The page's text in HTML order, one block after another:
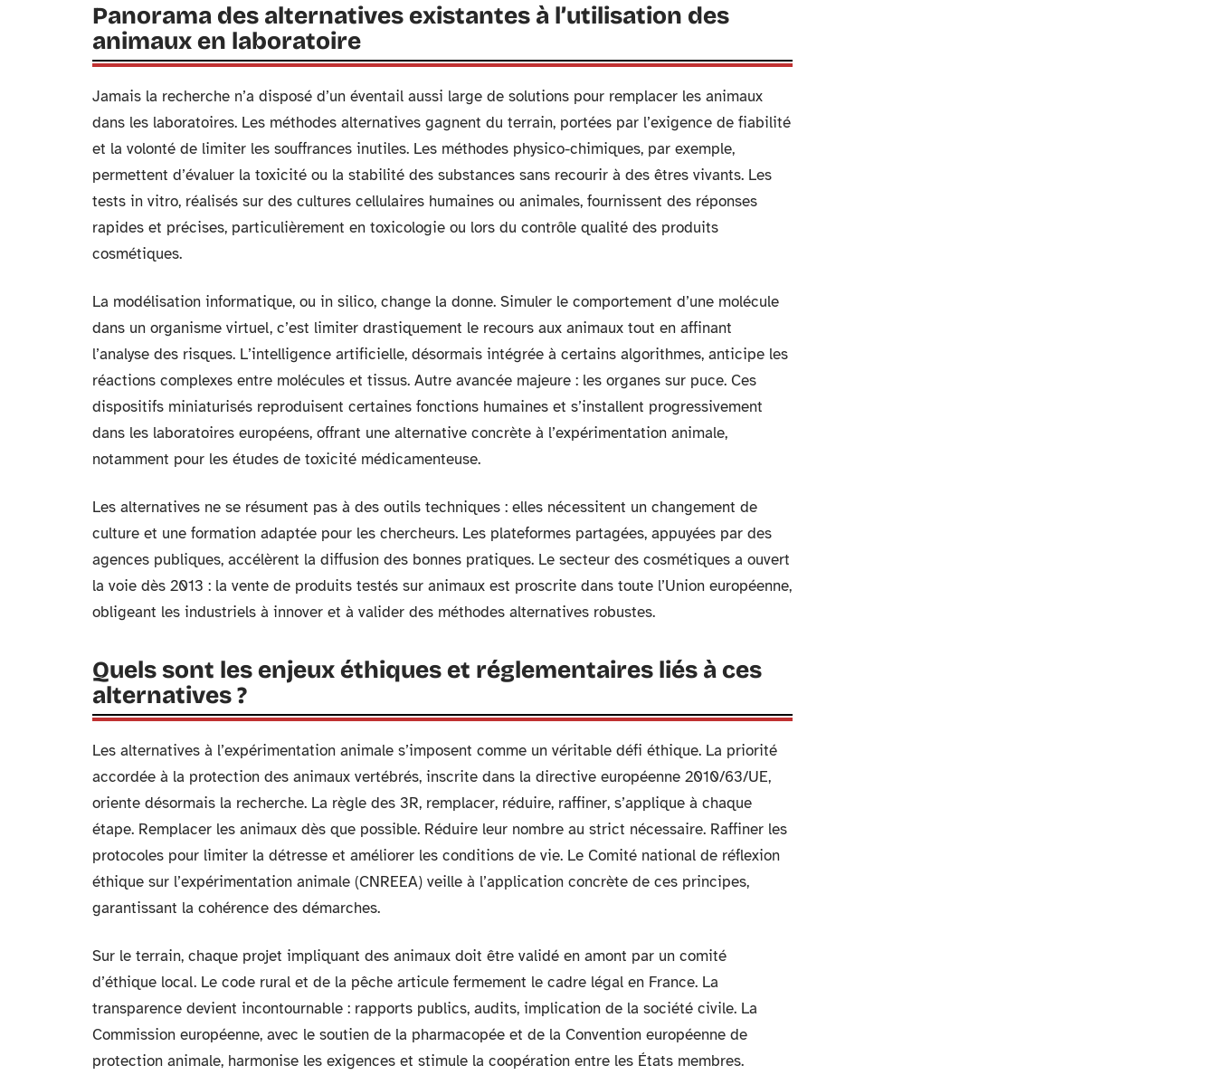
Panorama des alternatives existantes à l’utilisation des
animaux en laboratoire
Jamais la recherche n’a disposé d’un éventail aussi large de solutions pour remplacer les animaux
dans les laboratoires. Les méthodes alternatives gagnent du terrain, portées par l’exigence de fiabilité
et la volonté de limiter les souffrances inutiles. Les méthodes physico-chimiques, par exemple,
permettent d’évaluer la toxicité ou la stabilité des substances sans recourir à des êtres vivants. Les
tests in vitro, réalisés sur des cultures cellulaires humaines ou animales, fournissent des réponses
rapides et précises, particulièrement en toxicologie ou lors du contrôle qualité des produits
cosmétiques.
La modélisation informatique, ou in silico, change la donne. Simuler le comportement d’une molécule
dans un organisme virtuel, c’est limiter drastiquement le recours aux animaux tout en affinant
l’analyse des risques. L’intelligence artificielle, désormais intégrée à certains algorithmes, anticipe les
réactions complexes entre molécules et tissus. Autre avancée majeure : les organes sur puce. Ces
dispositifs miniaturisés reproduisent certaines fonctions humaines et s’installent progressivement
dans les laboratoires européens, offrant une alternative concrète à l’expérimentation animale,
notamment pour les études de toxicité médicamenteuse.
Les alternatives ne se résument pas à des outils techniques : elles nécessitent un changement de
culture et une formation adaptée pour les chercheurs. Les plateformes partagées, appuyées par des
agences publiques, accélèrent la diffusion des bonnes pratiques. Le secteur des cosmétiques a ouvert
la voie dès 2013 : la vente de produits testés sur animaux est proscrite dans toute l’Union européenne,
obligeant les industriels à innover et à valider des méthodes alternatives robustes.
Quels sont les enjeux éthiques et réglementaires liés à ces
alternatives ?
Les alternatives à l’expérimentation animale s’imposent comme un véritable défi éthique. La priorité
accordée à la protection des animaux vertébrés, inscrite dans la directive européenne 2010/63/UE,
oriente désormais la recherche. La règle des 3R, remplacer, réduire, raffiner, s’applique à chaque
étape. Remplacer les animaux dès que possible. Réduire leur nombre au strict nécessaire. Raffiner les
protocoles pour limiter la détresse et améliorer les conditions de vie. Le Comité national de réflexion
éthique sur l’expérimentation animale (CNREEA) veille à l’application concrète de ces principes,
garantissant la cohérence des démarches.
Sur le terrain, chaque projet impliquant des animaux doit être validé en amont par un comité
d’éthique local. Le code rural et de la pêche articule fermement le cadre légal en France. La
transparence devient incontournable : rapports publics, audits, implication de la société civile. La
Commission européenne, avec le soutien de la pharmacopée et de la Convention européenne de
protection animale, harmonise les exigences et stimule la coopération entre les États membres.